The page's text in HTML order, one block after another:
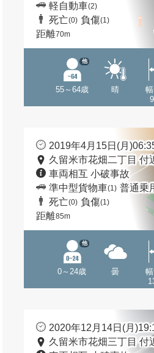
軽自動車(2)
死亡(0) 負傷(1)
距離70m
55～64歳
他
晴
2019年4月15日(月
久留米市花畑二丁目 付
車両相互 小破事故
準中型貨物車(1) 普通乗
死亡(0) 負傷(1)
距離85m
0～24歳
他
曇
2020年12月14日(月
久留米市花畑三丁目 付